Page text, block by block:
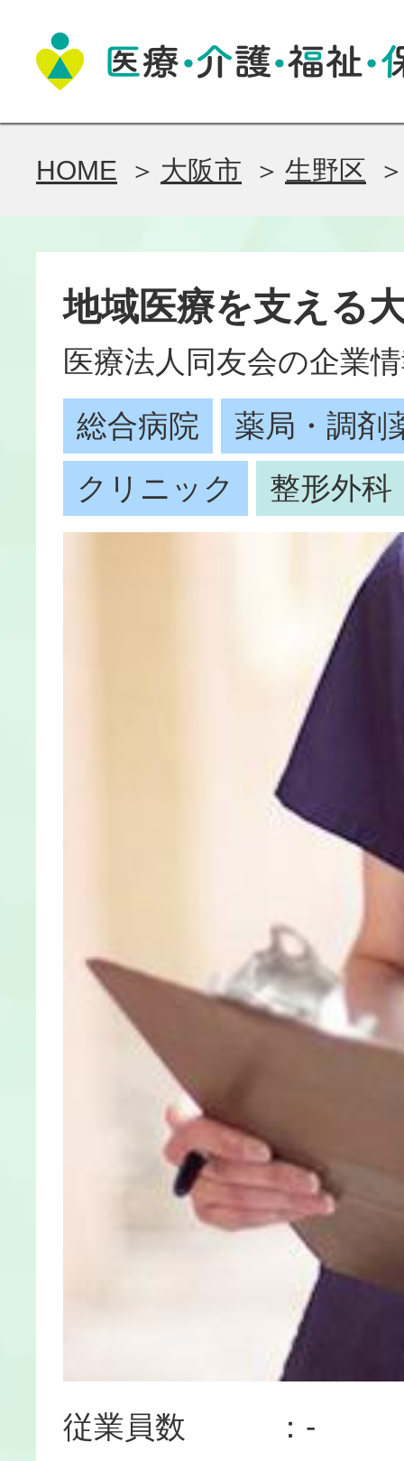
HOME 大阪市 生野区
地域医療を支える
医療法人同友会の企業
総合病院
薬局・調剤
クリニック
整形外科
従業員数 -